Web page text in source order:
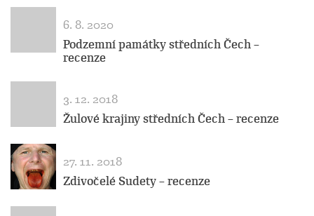
6. 8. 2020
Podzemní památky středních Čech –
recenze
3. 12. 2018
Žulové krajiny středních Čech – recenze
27. 11. 2018
Zdivočelé Sudety – recenze